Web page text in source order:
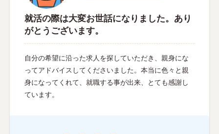
就活の際は大変お世話になりました。あり
がとうございます。
自分の希望に沿った求人を探していただき、親身にな
ってアドバイスしてくださいました。本当に色々と親
身になってくれて、就職する事が出来、とても感謝し
ています。